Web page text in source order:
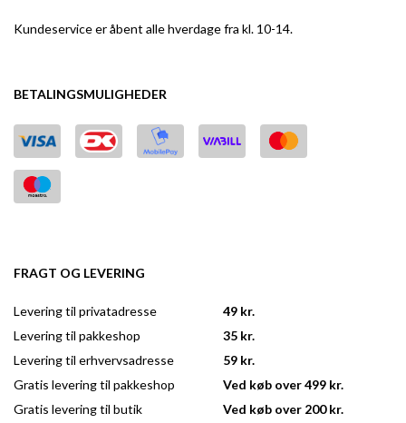
Kundeservice er åbent alle hverdage fra kl. 10-14.
BETALINGSMULIGHEDER
FRAGT OG LEVERING
Levering til privatadresse
Levering til pakkeshop
Levering til erhvervsadresse
Gratis levering til pakkeshop
Gratis levering til butik
49 kr.
35 kr.
59 kr.
Ved køb over 499 kr.
Ved køb over 200 kr.